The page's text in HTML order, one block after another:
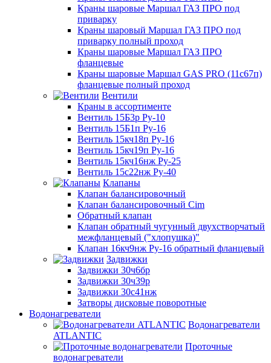
Краны шаровые Маршал ГАЗ ПРО под
приварку
Краны шаровый Маршал ГАЗ ПРО под
приварку полный проход
Краны шаровые Маршал ГАЗ ПРО
фланцевые
Краны шаровые Маршал GAS PRO (11с67п)
фланцевые полный проход
Вентили
Краны в ассортименте
Вентиль 15Б3р Ру-10
Вентиль 15Б1п Ру-16
Вентиль 15кч18п Ру-16
Вентиль 15кч19п Ру-16
Вентиль 15кч16нж Ру-25
Вентиль 15с22нж Ру-40
Клапаны
Клапан балансировочный
Клапан балансировочный Cim
Обратный клапан
Клапан обратный чугунный двухстворчатый
межфланцевый ("хлопушка)"
Клапан 16кч9нж Ру-16 обратный фланцевый
Задвижки
Задвижки 30ч6бр
Задвижки 30ч39р
Задвижки 30с41нж
Затворы дисковые поворотные
Водонагреватели
Водонагреватели
ATLANTIC
Проточные
водонагреватели